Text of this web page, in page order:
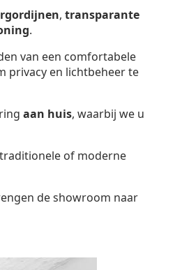
, transparante
.
van een comfortabele
privacy en lichtbeheer te
aan huis, waarbij we u
of moderne
de showroom naar